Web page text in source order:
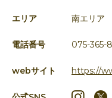
エリア 南エリア
電話番号 075-365-
webサイト https://